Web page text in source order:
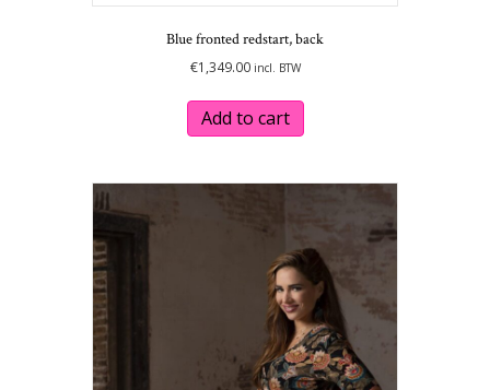
Blue fronted redstart, back
€1,349.00 incl. BTW
Add to cart